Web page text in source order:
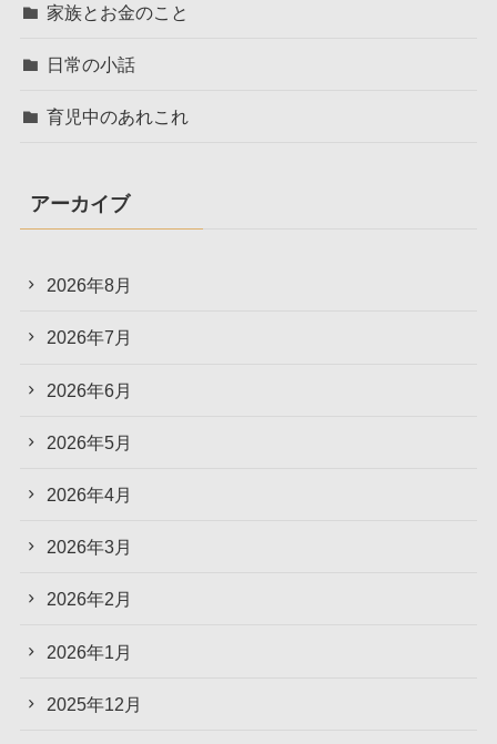
家族とお金のこと
日常の小話
育児中のあれこれ
アーカイブ
2026年8月
2026年7月
2026年6月
2026年5月
2026年4月
2026年3月
2026年2月
2026年1月
2025年12月